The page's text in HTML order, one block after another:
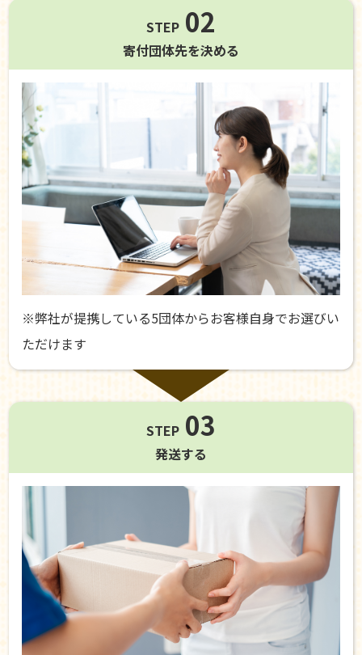
STEP 02
寄付団体先を決める
※弊社が提携している5団体からお客様自身でお選びい
ただけます
STEP 03
発送する